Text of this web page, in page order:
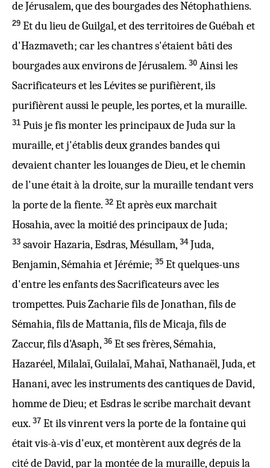
de Jérusalem, que des bourgades des Nétophathiens.
29 Et du lieu de Guilgal, et des territoires de Guébah et
d'Hazmaveth; car les chantres s'étaient bâti des
bourgades aux environs de Jérusalem. 30 Ainsi les
Sacrificateurs et les Lévites se purifièrent, ils
purifièrentaussile peuple, les portes, et la muraille.
31 Puis je fis monter les principaux de Juda sur la
muraille, et j'établis deux grandes bandes qui
devaient chanter les louangesde Dieu, et le chemin
de l'uneétait à la droite, sur la muraille tendant vers
la porte de la fiente. 32 Et après eux marchait
Hosahia, avec la moitié des principaux de Juda;
33 savoirHazaria, Esdras, Mésullam, 34 Juda,
Benjamin, Sémahia et Jérémie; 35 Et quelques-uns
d'entre les enfants des Sacrificateurs avec les
trompettes. Puis Zacharie fils de Jonathan, fils de
Sémahia, fils de Mattania, fils de Micaja, fils de
Zaccur, fils d'Asaph, 36 Et ses frères, Sémahia,
Hazaréel, Milalaï, Guilalaï, Mahaï, Nathanaël, Juda, et
Hanani, avec les instruments des cantiques de David,
homme de Dieu; et Esdras le scribe marchait devant
eux. 37 Et ils vinrent vers la porte de la fontaine qui
était vis-à-vis d'eux, et montèrent aux degrés de la
cité de David, par la montée de la muraille, depuis la